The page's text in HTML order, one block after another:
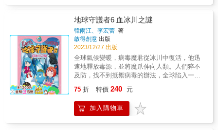
究地球： 以外星人客觀眼光，將地球與地球人
作為研究對象，從地球的地理位置、生物的演
化、人類的歷史起源、各種生物知識、人類生
存、文明發展史等，全部囊括在內。3.內容引
發探索與思考：透過各種統計資訊及真實情
況，帶你一起認識地球的過去、現在，思索未
來的各種可能與不可能。十九項議題：性別平
等、人權、環境、能源、生命、法治、多元文
化、國際教育學習領域：社會、自然、綜合活
察、負責任的決定SDGs指標：1消除貧窮、3良
好健康和福祉、4優質教育、5性別平等、10減
少不平等、11永續城市與社區、12負責任的消
心 本書內容可分類為探索太空的演進、穿
體驗及太空旅行的規畫共五個部分，幫助孩子
以趣味圖文認識豐富的太空相關知識。
（一）探索太空的演進：從第一顆人造衛星成
功升空開始，細數人類及動物飛上太空的種種
第一次。 （二）穿越時空的工具：太空梭
和太空火箭常常令人混淆，快來看看它們各具
有哪些功能與特性。 （三）太空生活的分
與大家分享奇異的無重力生活花絮。
（四）太空計畫的體驗：除了到月球和火星上
探險，還會帶你參觀太空旅館和太空電梯等實
驗工程喔！ （五）太空旅行的規畫：太空
X趣聞軼事 X 簡潔圖表，清晰易懂又精彩豐富
的氣象科學․搭配國家地理精采圖片，揭開世界
上最讓人感到畏懼卻又無比著迷的氣象史上最
完整的天氣知識大全！從了解天氣如何在地球
大氣中形成，到如何熬過恐怖熱浪和破紀錄的
低溫，《終極氣象百科》收錄了關於天氣的一
切。天氣預報家如何預測天氣？極端風暴是怎
麼形成的？動物又如何應對？颶風、龍捲風、
冰風暴──本書以滿滿的全彩照片搭配生動的文
界！了解關於天氣的一切閃電從哪裡來？颶風
和氣旋有什麼不同？火龍捲究竟是什麼？從令
人讚嘆的極光到璀璨的流星雨，了解天氣的狂
地球守護者6 血冰川之謎
韓雨江、李宏蕾 著
啟得創意 出版
2023/12/27 出版
全球氣候變暖，病毒魔君從冰川中復活，他迅
速地釋放毒源，並將魔爪伸向人類。人們猝不
及防，找不到抵禦病毒的辦法，全球陷入一片
和平使者小微從未來乘坐時光機來到了病毒魔
君最早出現的那一年，她的目的是阻止病毒魔
君的復活。小微的時光機不小心出現故障，萌
75 折 特價 240 元
加入購物車